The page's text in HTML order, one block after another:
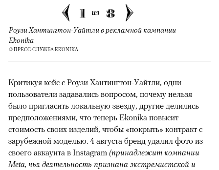
1 из 8
Роузи Хантингтон-Уайтли в рекламной кампании
Ekonika
© ПРЕСС-СЛУЖБА EKONIKA
Критикуя кейс с Роузи Хантингтон-Уайтли, одни
пользователи задавались вопросом, почему нельзя
было пригласить локальную звезду, другие делились
предположениями, что теперь Ekonika повысит
стоимость своих изделий, чтобы «покрыть» контракт с
зарубежной моделью. 4 августа бренд удалил фото из
своего аккаунта в Instagram (принадлежит компании
Meta, чья деятельность признана экстремистской и